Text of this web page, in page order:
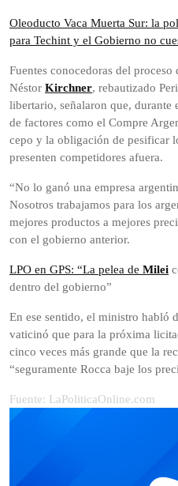
Oleoducto Vaca Muerta Sur: la
para Techint y el Gobierno no
Fuentes conocedoras del
Néstor Kirchner, rebautizado
libertario, señalaron que, durante
de factores como el Compre
cepo y la obligación de pesificar
presenten competidores afuera.
“No lo ganó una empresa
Nosotros trabajamos para los
mejores productos a mejores
con el gobierno anterior.
LPO en GPS: “La pelea de Milei
dentro del gobierno”
En ese sentido, el ministro habló
vaticinó que para la próxima
cinco veces más grande que la
“seguramente Rocca baje los
Fuente: LaPoliticaOnline.com